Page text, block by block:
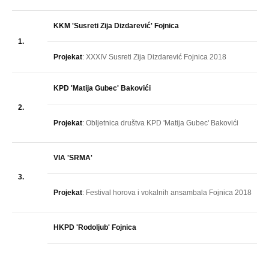
1.
KKM 'Susreti Zija Dizdarević' Fojnica
Projekat: XXXIV Susreti Zija Dizdarević Fojnica 2018
2.
KPD 'Matija Gubec' Bakovići
Projekat: Obljetnica društva KPD 'Matija Gubec' Bakovići
3.
VIA 'SRMA'
Projekat: Festival horova i vokalnih ansambala Fojnica 2018
HKPD 'Rodoljub' Fojnica